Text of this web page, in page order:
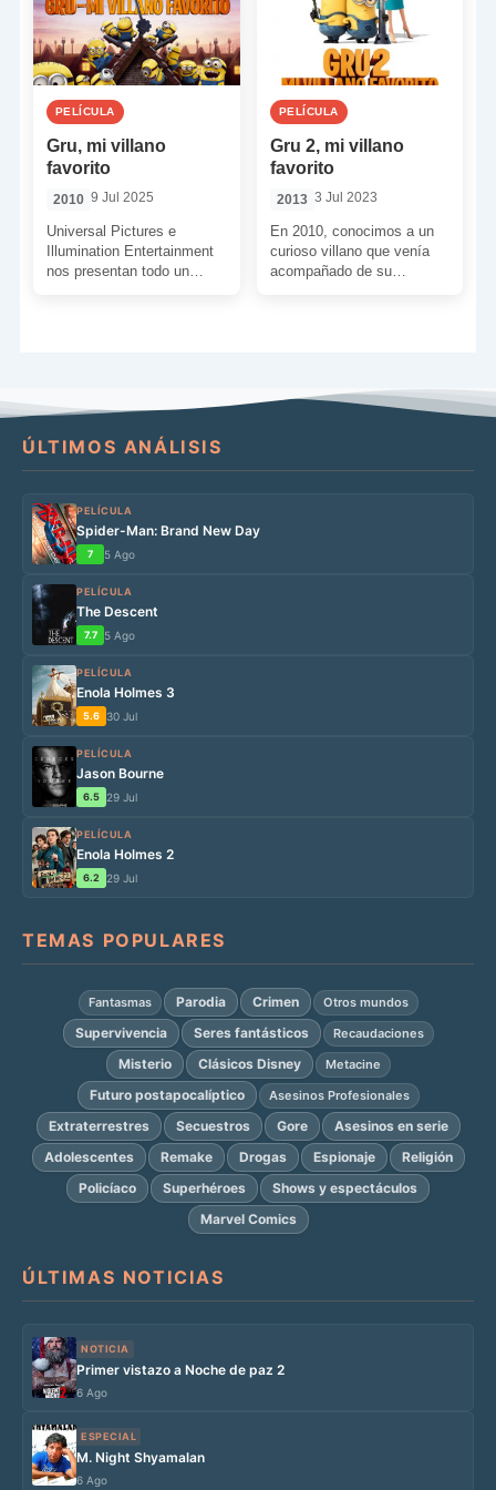
PELÍCULA
Gru, mi villano
favorito
2010 9 Jul 2025
Universal Pictures e
Illumination Entertainment
nos presentan todo un
PELÍCULA
Gru 2, mi villano
favorito
2013 3 Jul 2023
En 2010, conocimos a un
curioso villano que venía
acompañado de su
ÚLTIMOS ANÁLISIS
PELÍCULA
Spider-Man: Brand New Day
7 5 Ago
PELÍCULA
The Descent
7.7 5 Ago
PELÍCULA
Enola Holmes 3
5.6 30 Jul
PELÍCULA
Jason Bourne
6.5 29 Jul
PELÍCULA
Enola Holmes 2
6.2 29 Jul
TEMAS POPULARES
Fantasmas Parodia Crimen Otros mundos
Supervivencia Seres fantásticos Recaudaciones
Misterio Clásicos Disney Metacine
Futuro postapocalíptico Asesinos Profesionales
Extraterrestres Secuestros Gore
Asesinos en serie
Adolescentes
Remake Drogas Espionaje
Religión
Policíaco
Superhéroes
Shows y espectáculos
Marvel Comics
ÚLTIMAS NOTICIAS
NOTICIA
Primer vistazo a Noche de paz 2
6 Ago
ESPECIAL
M. Night Shyamalan
6 Ago